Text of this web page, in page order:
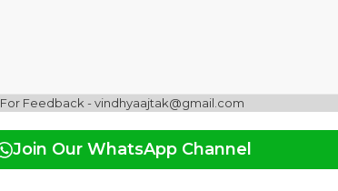
For Feedback - vindhyaajtak@gmail.com
Join Our WhatsApp Channel